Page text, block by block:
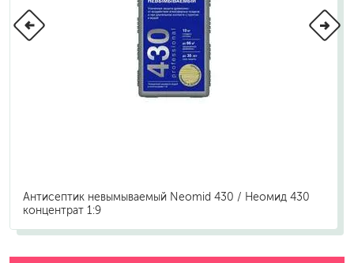
Антисептик невымываемый Neomid 430 / Неомид 430
концентрат 1:9